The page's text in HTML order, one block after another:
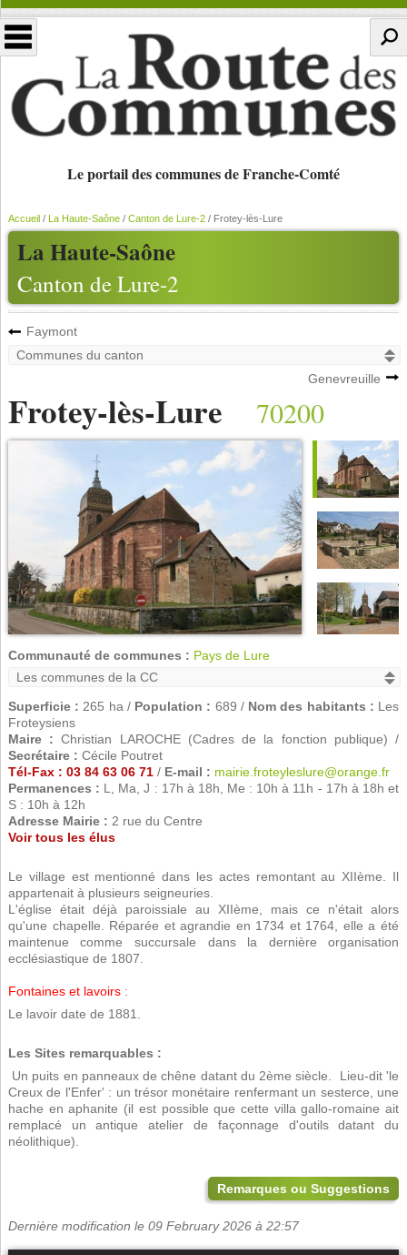
Le portail des communes de Franche-Comté
La Haute-Saône
Canton de Lure-2
Accueil/ La Haute-Saône/ Canton de Lure-2/ Frotey-lès-Lure
Faymont
Genevreuille
Frotey-lès-Lure 70200
Communauté de communes : Pays de Lure
Superficie : 265 ha / Population : 689 / Nom des habitants : Les
Froteysiens
Maire : Christian LAROCHE (Cadres de la fonction publique) /
Secrétaire : Cécile Poutret
Tél-Fax : 03 84 63 06 71/ E-mail : mairie.froteyleslure@orange.fr
Permanences : L, Ma, J : 17h à 18h, Me : 10h à 11h - 17h à 18h et
S : 10h à 12h
Adresse Mairie : 2 rue du Centre
Voir tous les élus
Le village est mentionné dans les actes remontant au XIIème. Il
appartenait à plusieurs seigneuries.
L'église était déjà paroissiale au XIIème, mais ce n'était alors
qu'une chapelle. Réparée et agrandie en 1734 et 1764, elle a été
maintenue comme succursale dans la dernière organisation
ecclésiastique de 1807.
Fontaines et lavoirs:
Le lavoir date de 1881.
Les Sites remarquables :
 Un puits en panneaux de chêne datant du 2ème siècle.  Lieu-dit 'le
Creux de l'Enfer' : un trésor monétaire renfermant un sesterce, une
hache en aphanite (il est possible que cette villa gallo-romaine ait
remplacé un antique atelier de façonnage d'outils datant du
néolithique).
Remarques ou Suggestions
Dernière modification le 09 February 2026 à 22:57